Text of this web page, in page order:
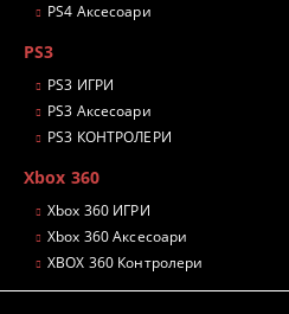
PS4 Аксесоари
PS3
PS3 ИГРИ
PS3 Аксесоари
PS3 КОНТРОЛЕРИ
Xbox 360
Xbox 360 ИГРИ
Xbox 360 Аксесоари
XBOX 360 Контролери